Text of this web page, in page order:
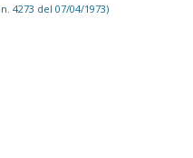
4273 del 07/04/1973)